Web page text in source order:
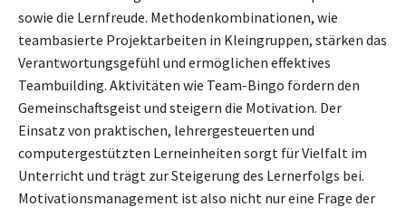
sowie die Lernfreude. Methodenkombinationen, wie
teambasierte Projektarbeiten in Kleingruppen, stärken das
Verantwortungsgefühl und ermöglichen effektives
Teambuilding. Aktivitäten wie Team-Bingo fördern den
Gemeinschaftsgeist und steigern die Motivation. Der
Einsatz von praktischen, lehrergesteuerten und
computergestützten Lerneinheiten sorgt für Vielfalt im
Unterricht und trägt zur Steigerung des Lernerfolgs bei.
Motivationsmanagement ist also nicht nur eine Frage der